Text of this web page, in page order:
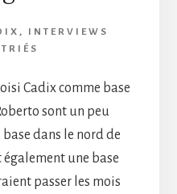
,
INTERVIEWS
Cadix comme base
sont un peu
dans le nord de
une base
passer les mois